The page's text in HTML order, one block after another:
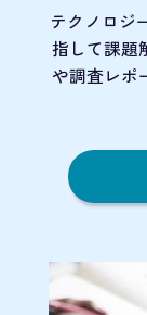
テクノロジ
指して課題
や調査レポ